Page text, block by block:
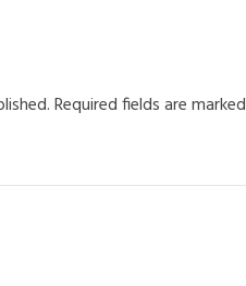
Required fields are marked